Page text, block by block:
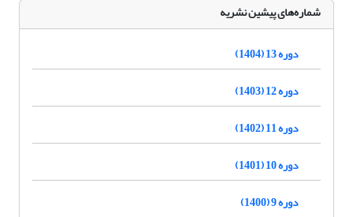
شماره‌های پیشین نشریه
دوره 13 (1404)
دوره 12 (1403)
دوره 11 (1402)
دوره 10 (1401)
دوره 9 (1400)